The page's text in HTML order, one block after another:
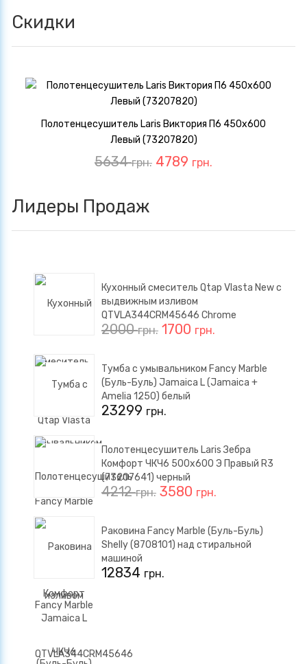
Скидки
Полотенцесушитель Laris Виктория П6 450х600
Левый (73207820)
5634грн. 4789 грн.
Лидеры Продаж
Кухонный смеситель Qtap Vlasta New с
выдвижным изливом
QTVLA344CRM45646 Chrome
2000грн. 1700 грн.
Тумба с умывальником Fancy Marble
(Буль-Буль) Jamaica L (Jamaica +
Amelia 1250) белый
23299 грн.
Полотенцесушитель Laris Зебра
Комфорт ЧКЧ6 500x600 Э Правый R3
(73207641) черный
4212грн. 3580 грн.
Раковина Fancy Marble (Буль-Буль)
Shelly (8708101) над стиральной
машиной
12834 грн.